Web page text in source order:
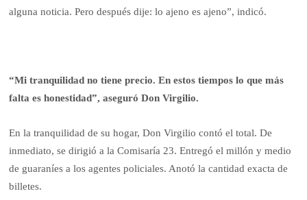
alguna noticia. Pero después dije: lo ajeno es ajeno”, indicó.
“Mi tranquilidad no tiene precio. En estos tiempos lo que más
falta es honestidad”, aseguró Don Virgilio.
En la tranquilidad de su hogar, Don Virgilio contó el total. De
inmediato, se dirigió a la Comisaría 23. Entregó el millón y medio
de guaraníes a los agentes policiales. Anotó la cantidad exacta de
billetes.